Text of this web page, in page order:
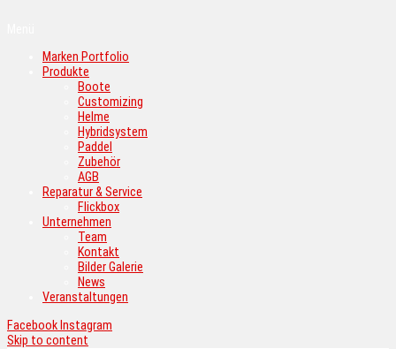
Marken Portfolio
Produkte
Boote
Customizing
Helme
Hybridsystem
Paddel
Zubehör
AGB
Reparatur & Service
Flickbox
Unternehmen
Team
Kontakt
Bilder Galerie
News
Veranstaltungen
Facebook Instagram
Skip to content